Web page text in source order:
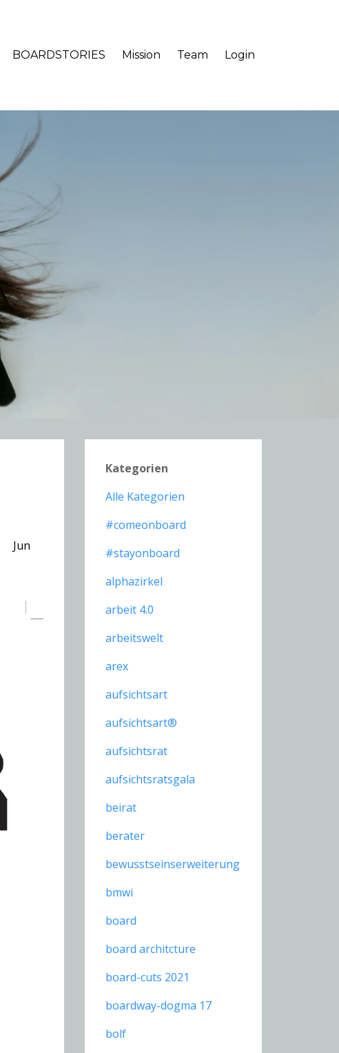
BOARDSTORIES Mission Team Login
Jun
Kategorien
Alle Kategorien
#comeonboard
#stayonboard
alphazirkel
arbeit 4.0
arbeitswelt
arex
aufsichtsart
aufsichtsart®
aufsichtsrat
aufsichtsratsgala
beirat
berater
bewusstseinserweiterung
bmwi
board
board architcture
board-cuts 2021
boardway-dogma 17
bolf